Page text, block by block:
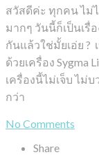
สวัสดีค่ะ ทุกคน ไม่
มากๆ วันนี้ก็เป็นเรื่
กันแล้วใช่มั้ยเอ่ย ?
ด้วยเครื่อง Sygma
เครื่องนี้ไม่เจ็บ ไม่
กว่า
No Comments
Share